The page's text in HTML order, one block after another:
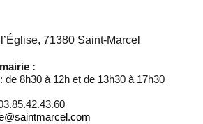
71380 Saint-Marcel
:
de 8h30 à 12h et de 13h30 à 17h30